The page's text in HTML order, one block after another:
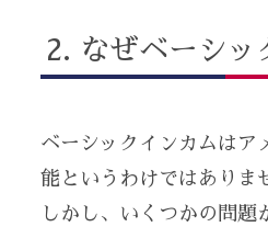
なぜベーシッ
ベーシックインカムはア
能というわけではありま
しかし、いくつかの問